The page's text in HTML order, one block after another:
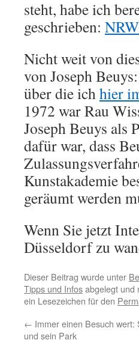
steht, habe ich
geschrieben:
Nicht weit von
von Joseph
über die ichhier
1972 war Rau
Joseph Beuys als
dafür war, dass
Kunstakademie
geräumt werden
Wenn Sie jetzt
Düsseldorf zu
Dieser Beitrag wurde unter
Tipps und Infosabgelegt und
ein Lesezeichen für den
← Immer einen Besuch wert:
und sein Park